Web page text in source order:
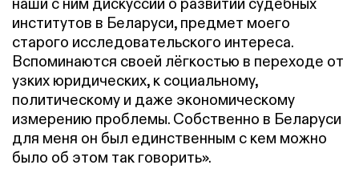
наши с ним дискуссии о развитии судебных
институтов в Беларуси, предмет моего
старого исследовательского интереса.
Вспоминаются своей лёгкостью в переходе от
узких юридических, к социальному,
политическому и даже экономическому
измерению проблемы. Собственно в Беларуси
для меня он был единственным с кем можно
было об этом так говорить».